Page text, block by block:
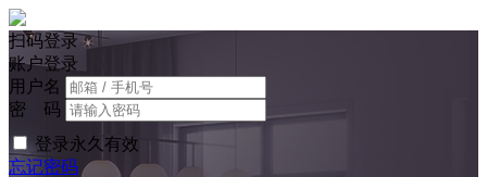
扫码登录
账户登录
用户名
密 码
登录永久有效
忘记密码